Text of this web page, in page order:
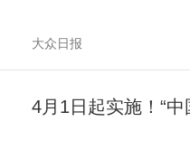
大众日报
4月1日起实施！“